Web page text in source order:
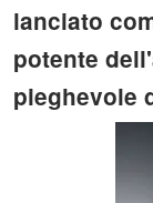
lanciato
potente
pieghevole